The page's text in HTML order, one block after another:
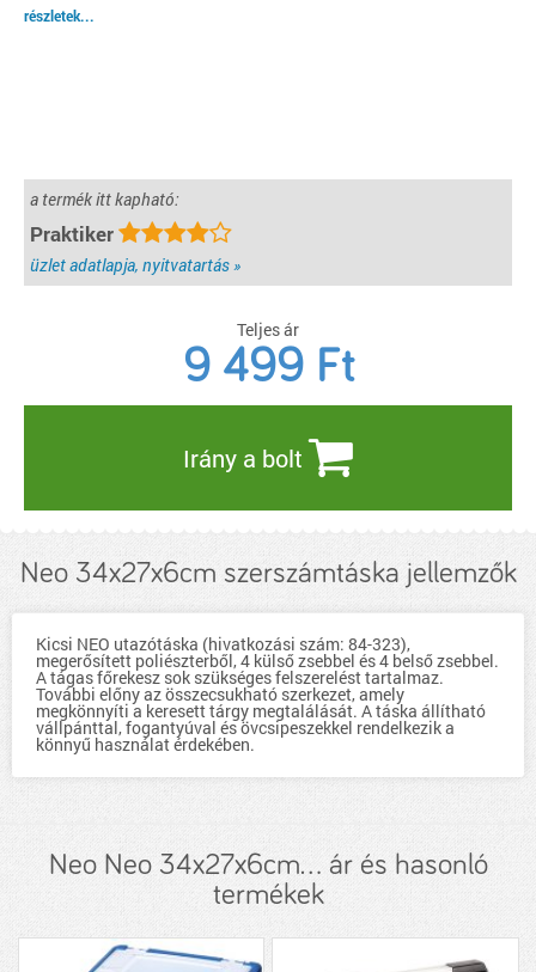
részletek...
a termék itt kapható:
Praktiker
üzlet adatlapja, nyitvatartás »
Teljes ár
9 499 Ft
Irány a bolt
Neo 34x27x6cm szerszámtáska jellemzők
Kicsi NEO utazótáska (hivatkozási szám: 84-323),
megerősített poliészterből, 4 külső zsebbel és 4 belső zsebbel.
A tágas főrekesz sok szükséges felszerelést tartalmaz.
További előny az összecsukható szerkezet, amely
megkönnyíti a keresett tárgy megtalálását. A táska állítható
vállpánttal, fogantyúval és övcsipeszekkel rendelkezik a
könnyű használat érdekében.
Neo Neo 34x27x6cm... ár és hasonló
termékek